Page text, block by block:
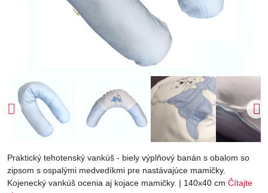
Praktický tehotenský vankúš - biely výplňový banán s obalom so
zipsom s ospalými medvedíkmi pre nastávajúce mamičky.
Kojenecký vankúš ocenia aj kojace mamičky. | 140x40 cm Čítajte